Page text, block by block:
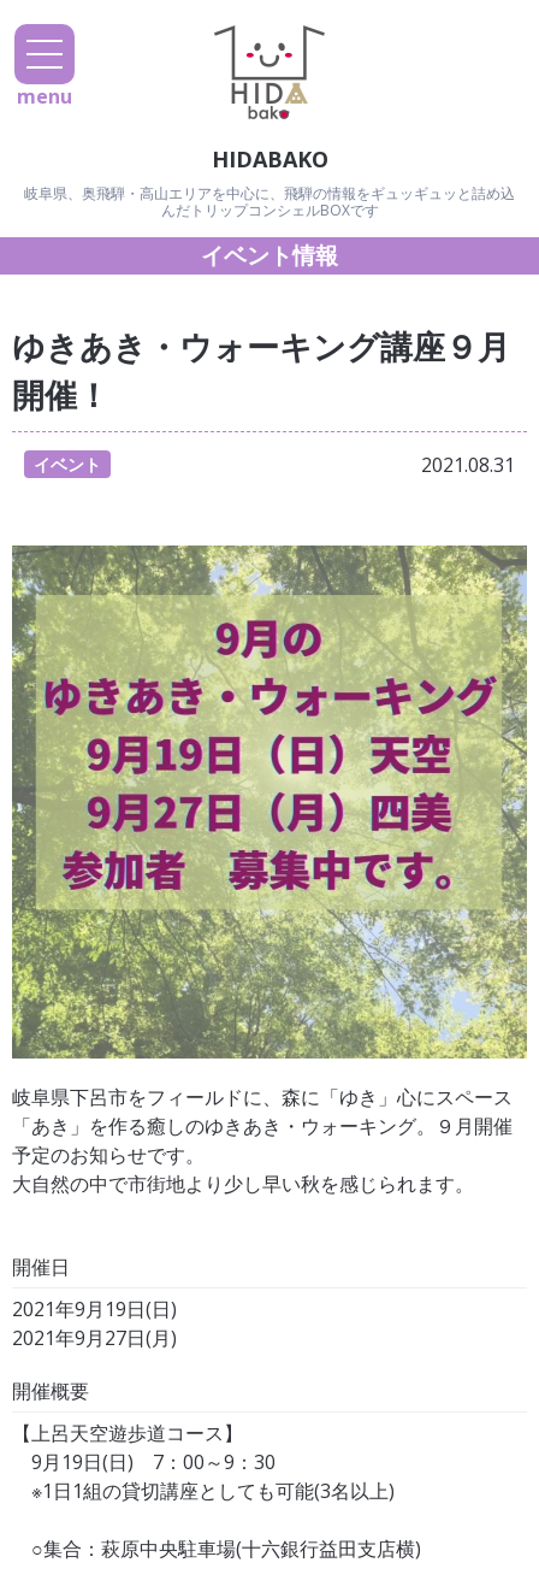
HIDABAKO
岐阜県、奥飛騨・高山エリアを中心に、飛騨の情報をギュッギュッと詰め込
んだトリップコンシェルBOXです
menu
イベント情報
ゆきあき・ウォーキング講座９月
開催！
イベント 2021.08.31
岐阜県下呂市をフィールドに、森に「ゆき」心にスペース
「あき」を作る癒しのゆきあき・ウォーキング。９月開催
予定のお知らせです。
大自然の中で市街地より少し早い秋を感じられます。
開催日
2021年9月19日(日)
2021年9月27日(月)
開催概要
【上呂天空遊歩道コース】
9月19日(日) 7：00～9：30
※1日1組の貸切講座としても可能(3名以上)
○集合：萩原中央駐車場(十六銀行益田支店横)